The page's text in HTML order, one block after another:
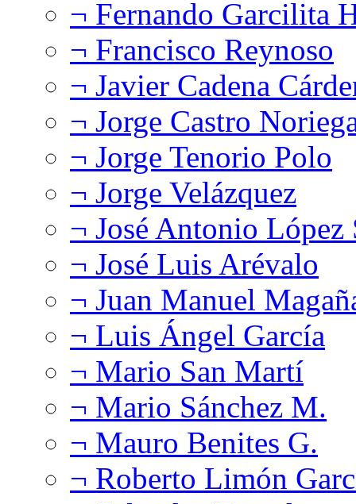
¬ Fernando Garcilita
¬ Francisco Reynoso
¬ Javier Cadena
¬ Jorge Castro
¬ Jorge Tenorio Polo
¬ Jorge Velázquez
¬ José Antonio López
¬ José Luis Arévalo
¬ Juan Manuel
¬ Luis Ángel García
¬ Mario San Martí
¬ Mario Sánchez M.
¬ Mauro Benites G.
¬ Roberto Limón